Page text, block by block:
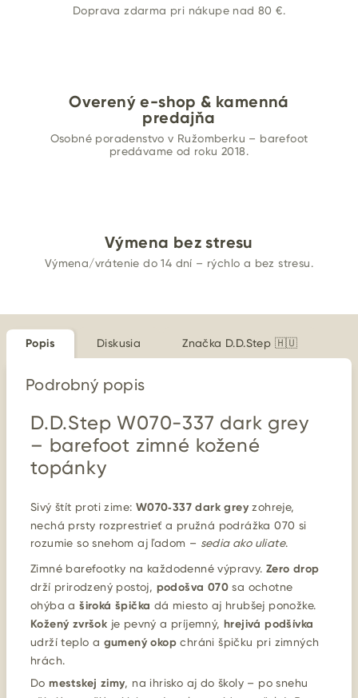
Doprava zdarma pri nákupe nad 80 €.
Overený e-shop & kamenná
predajňa
Osobné poradenstvo v Ružomberku – barefoot
predávame od roku 2018.
Výmena bez stresu
Výmena/vrátenie do 14 dní – rýchlo a bez stresu.
Popis Diskusia Značka D.D.Step 🇭🇺
Podrobný popis
D.D.Step W070-337 dark grey
– barefoot zimné kožené
topánky
Sivý štít proti zime: W070‑337 dark grey zohreje,
nechá prsty rozprestrieť a pružná podrážka 070 si
rozumie so snehom aj ľadom – sedia ako uliate.
Zimné barefootky na každodenné výpravy. Zero drop
drží prirodzený postoj, podošva 070 sa ochotne
ohýba aširoká špička dá miesto aj hrubšej ponožke.
Kožený zvršok je pevný a príjemný,hrejivá podšívka
udrží teplo a gumený okop chráni špičku pri zimných
hrách.
Domestskej zimy, na ihrisko aj do školy – po snehu